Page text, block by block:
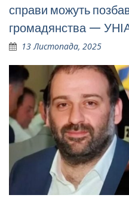
справи можуть
громадянства —
13 Листопада, 2025